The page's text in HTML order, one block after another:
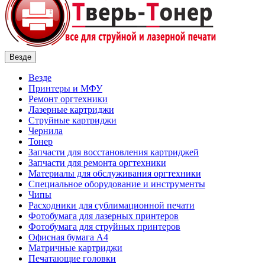
Везде
Везде
Принтеры и МФУ
Ремонт оргтехники
Лазерные картриджи
Струйные картриджи
Чернила
Тонер
Запчасти для восстановления картриджей
Запчасти для ремонта оргтехники
Материалы для обслуживания оргтехники
Специальное оборудование и инструменты
Чипы
Расходники для сублимационной печати
Фотобумага для лазерных принтеров
Фотобумага для струйных принтеров
Офисная бумага А4
Матричные картриджи
Печатающие головки